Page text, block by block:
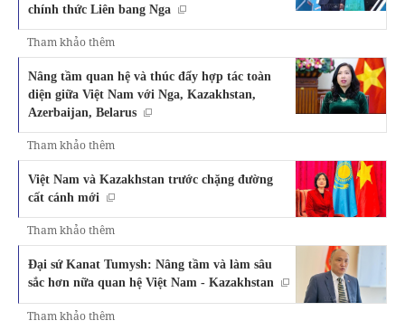
chính thức Liên bang Nga
Tham khảo thêm
Nâng tầm quan hệ và thúc đẩy hợp tác toàn
diện giữa Việt Nam với Nga, Kazakhstan,
Azerbaijan, Belarus
Tham khảo thêm
Việt Nam và Kazakhstan trước chặng đường
cất cánh mới
Tham khảo thêm
Đại sứ Kanat Tumysh: Nâng tầm và làm sâu
sắc hơn nữa quan hệ Việt Nam - Kazakhstan
Tham khảo thêm